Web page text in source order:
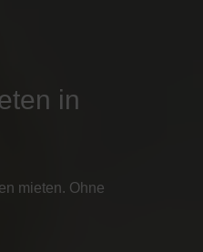
in
mieten. Ohne